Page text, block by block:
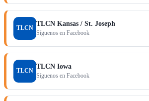
TLCN
TLCN Kansas / St. Joseph
Síguenos en Facebook
TLCN
TLCN Iowa
Síguenos en Facebook